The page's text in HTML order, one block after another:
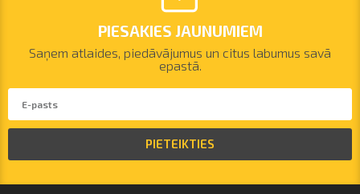
PIESAKIES JAUNUMIEM
Saņem atlaides, piedāvājumus un citus labumus savā
epastā.
PIETEIKTIES